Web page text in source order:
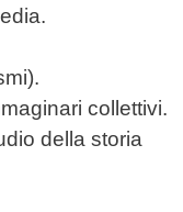
collettivi.
della storia